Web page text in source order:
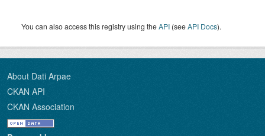
You can also access this registry using theAPI (seeAPI Docs).
About Dati Arpae
CKAN API
CKAN Association